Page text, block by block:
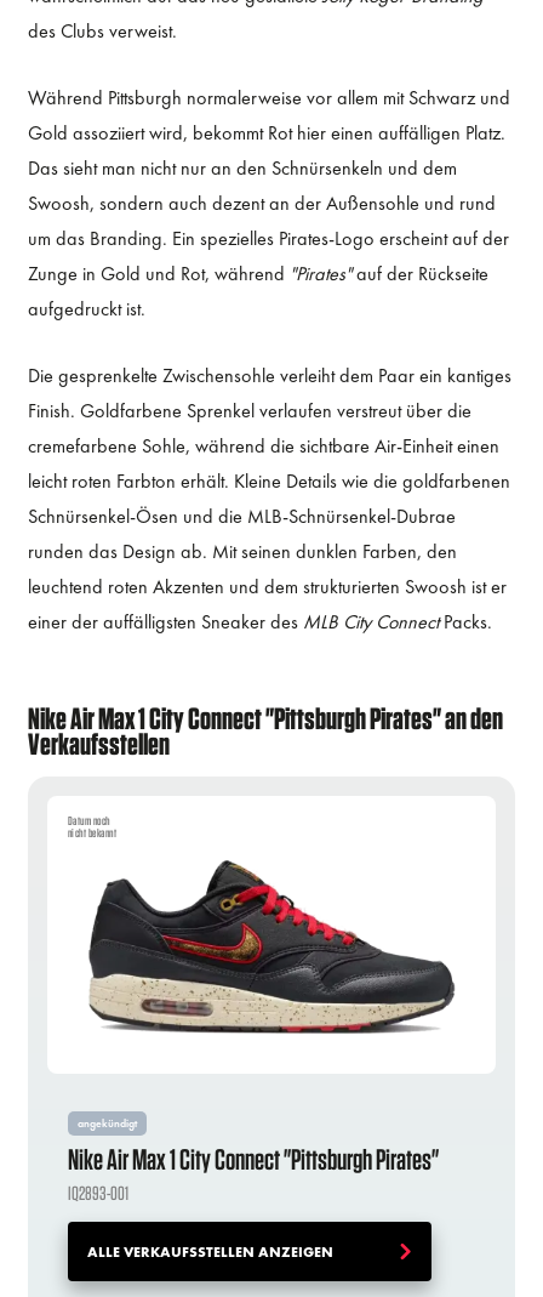
des Clubs verweist.
Während Pittsburgh normalerweise vor allem mit Schwarz und
Gold assoziiert wird, bekommt Rot hier einen auffälligen Platz.
Das sieht man nicht nur an den Schnürsenkeln und dem
Swoosh, sondern auch dezent an der Außensohle und rund
um das Branding. Ein spezielles Pirates-Logo erscheint auf der
Zunge in Gold und Rot, während "Pirates"auf der Rückseite
aufgedruckt ist.
Die gesprenkelte Zwischensohle verleiht dem Paar ein kantiges
Finish. Goldfarbene Sprenkel verlaufen verstreut über die
cremefarbene Sohle, während die sichtbare Air-Einheit einen
leicht roten Farbton erhält. Kleine Details wie die goldfarbenen
Schnürsenkel-Ösen und die MLB-Schnürsenkel-Dubrae
runden das Design ab. Mit seinen dunklen Farben, den
leuchtend roten Akzenten und dem strukturierten Swoosh ist er
einer der auffälligsten Sneaker des MLB City ConnectPacks.
Nike Air Max 1 City Connect "Pittsburgh Pirates" an den
Verkaufsstellen
Datum noch
nicht bekannt
angekündigt
Nike Air Max 1 City Connect "Pittsburgh Pirates"
IQ2893-001
ALLE VERKAUFSSTELLEN ANZEIGEN